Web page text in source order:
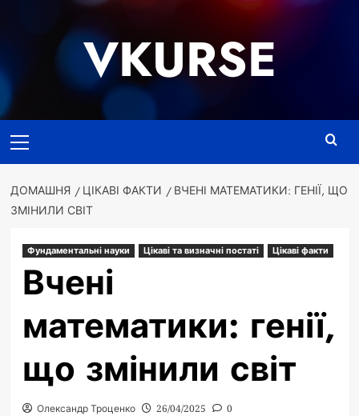
VKURSE
меню
ДОМАШНЯ ЦІКАВІ ФАКТИ
ВЧЕНІ МАТЕМАТИКИ: ГЕНІЇ, ЩО
ЗМІНИЛИ СВІТ
Фундаментальні науки Цікаві та визначні постаті Цікаві факти
Вчені
математики: генії,
що змінили світ
Олександр Троценко 26/04/2025 0